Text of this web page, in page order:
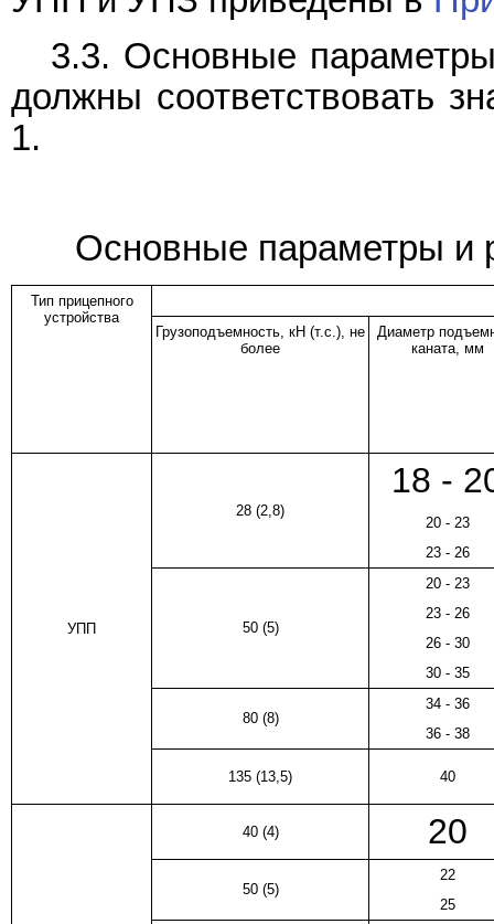
3.3. Основные
должны соответствовать
1.
Основные параметры и
Тип прицепного
устройства
Грузоподъемность, кН (т.с.), не
более
Диаметр
каната, мм
УПП
28 (2,8)
18 -
20 - 23
23 - 26
50 (5)
20 - 23
23 - 26
26 - 30
30 - 35
80 (8)
34 - 36
36 - 38
135 (13,5) 40
40 (4) 20
50 (5)
22
25